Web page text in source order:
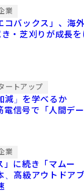
業
コバックス」、海
・芝刈りが成長を
ートアップ
減」を学べるか
信号で「人間デー
業
」に続き「マムー
高級アウトドア